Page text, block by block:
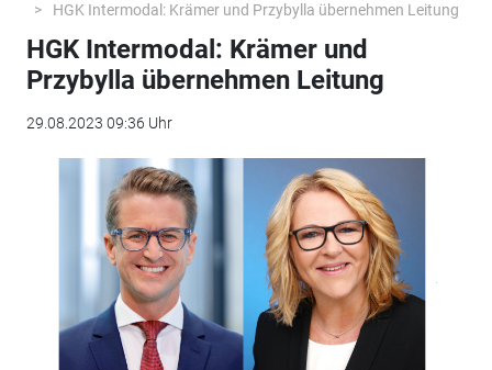
HGK Intermodal: Krämer und Przybylla übernehmen Leitung
HGK Intermodal: Krämer und
Przybylla übernehmen Leitung
29.08.2023 09:36 Uhr